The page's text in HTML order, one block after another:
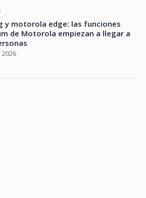
y motorola edge: las funciones
de Motorola empiezan a llegar a
2026